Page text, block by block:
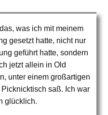
was ich mit meinem
gesetzt hatte, nicht nur
geführt hatte, sondern
jetzt allein in Old
unter einem großartigen
saß. Ich war
glücklich.